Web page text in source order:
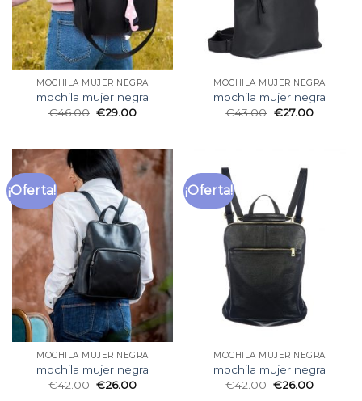
MOCHILA MUJER NEGRA
mochila mujer negra
€46.00 €29.00
MOCHILA MUJER NEGRA
mochila mujer negra
€43.00 €27.00
¡Oferta!
MOCHILA MUJER NEGRA
mochila mujer negra
€42.00 €26.00
¡Oferta!
MOCHILA MUJER NEGRA
mochila mujer negra
€42.00 €26.00